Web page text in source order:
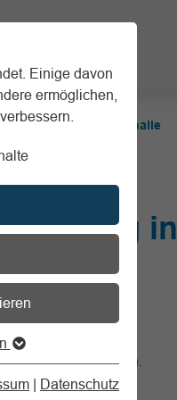
Einige davon
ermöglichen,
| Datenschutz
in der Sporthalle
in
Vereinsziel
erzeugen.